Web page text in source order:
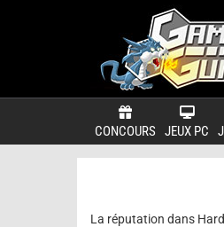
CONCOURS JEUX PC
La réputation dans